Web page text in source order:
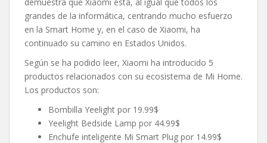
grandes de la informática, centrando mucho esfuerzo
en la Smart Home y, en el caso de Xiaomi, ha
continuado su camino en Estados Unidos.
Según se ha podido leer, Xiaomi ha introducido 5
productos relacionados con su ecosistema de Mi Home.
Los productos son:
Bombilla Yeelight por 19.99$
Yeelight Bedside Lamp por 44.99$
Enchufe inteligente Mi Smart Plug por 14.99$